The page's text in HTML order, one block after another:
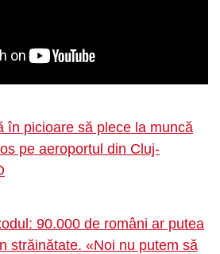
în picioare să plece la muncă
pe aeroportul din Cluj-
90.000 de români ar putea
străinătate. «Noi nu putem să